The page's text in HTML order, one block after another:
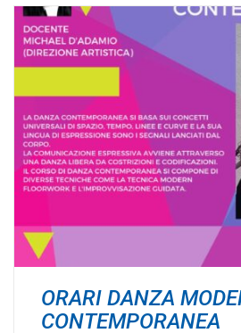
ORARI DANZA
CONTEMPORANEA